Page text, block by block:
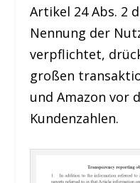
Artikel 24 Abs. 2
Nennung der
verpflichtet,
großen
und Amazon vor
Kundenzahlen.